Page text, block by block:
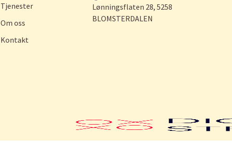
Tjenester
Om oss
Kontakt
Lønningsflaten 28, 5258
BLOMSTERDALEN